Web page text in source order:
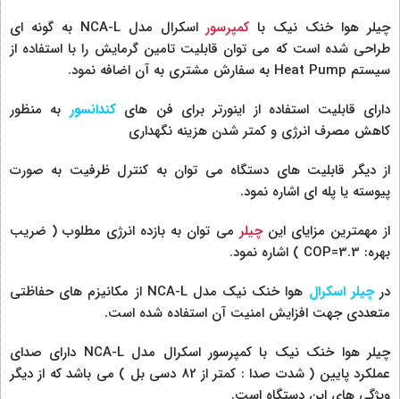
چیلر هوا خنک نیک با کمپرسور
اسکرال مدل NCA-L به گونه ای
طراحی شده است که می توان قابلیت تامین گرمایش را با استفاده از
سیستم Heat Pump به سفارش مشتری به آن اضافه نمود.
دارای قابلیت استفاده از اینورتر برای فن هایکندانسور به منظور
کاهش مصرف انرژی و کمتر شدن هزینه نگهداری
از دیگر قابلیت های دستگاه می توان به کنترل ظرفیت به صورت
پیوسته یا پله ای اشاره نمود.
از مهمترین مزایای اینچیلر می توان به بازده انرژی مطلوب ( ضریب
بهره: COP=3.3 ) اشاره نمود.
درچیلر اسکرال
هوا خنک نیک مدل NCA-L از مکانیزم های حفاظتی
متعددی جهت افزایش امنیت آن استفاده شده است.
چیلر هوا خنک نیک با کمپرسور اسکرال مدل NCA-L دارای صدای
عملکرد پایین ( شدت صدا : کمتر از 82 دسی بل ) می باشد که از دیگر